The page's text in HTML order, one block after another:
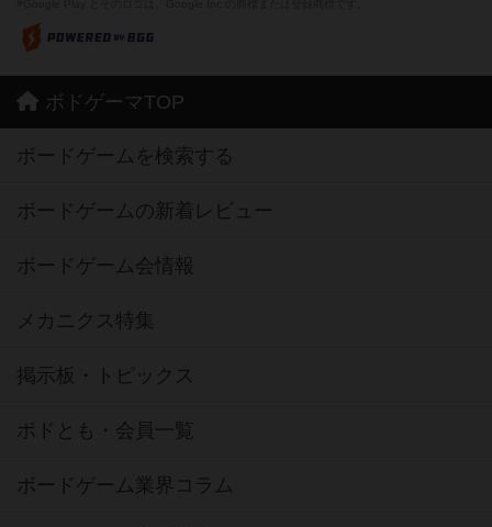
ボドゲーマTOP
ボードゲームを検索する
ボードゲームの新着レビュー
ボードゲーム会情報
メカニクス特集
掲示板・トピックス
ボドとも・会員一覧
ボードゲーム業界コラム